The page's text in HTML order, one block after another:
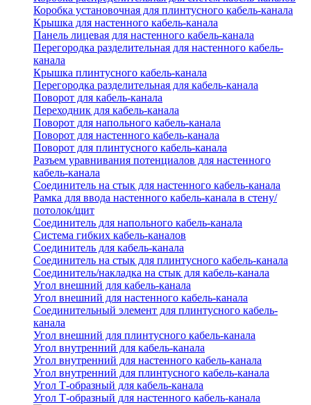
Коробка установочная для плинтусного кабель-канала
Крышка для настенного кабель-канала
Панель лицевая для настенного кабель-канала
Перегородка разделительная для настенного кабель-
канала
Крышка плинтусного кабель-канала
Перегородка разделительная для кабель-канала
Поворот для кабель-канала
Переходник для кабель-канала
Поворот для напольного кабель-канала
Поворот для настенного кабель-канала
Поворот для плинтусного кабель-канала
Разъем уравнивания потенциалов для настенного
кабель-канала
Соединитель на стык для настенного кабель-канала
Рамка для ввода настенного кабель-канала в стену/
потолок/щит
Соединитель для напольного кабель-канала
Система гибких кабель-каналов
Соединитель для кабель-канала
Соединитель на стык для плинтусного кабель-канала
Соединитель/накладка на стык для кабель-канала
Угол внешний для кабель-канала
Угол внешний для настенного кабель-канала
Соединительный элемент для плинтусного кабель-
канала
Угол внешний для плинтусного кабель-канала
Угол внутренний для кабель-канала
Угол внутренний для настенного кабель-канала
Угол внутренний для плинтусного кабель-канала
Угол Т-образный для кабель-канала
Угол Т-образный для настенного кабель-канала